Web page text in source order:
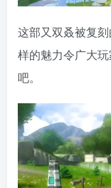
这部又双叒被复
样的魅力令广大
吧。